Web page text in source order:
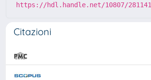
https://hdl.handle.net/10807/281141
Citazioni